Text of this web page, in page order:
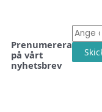
Prenumerera
på vårt
nyhetsbrev
E-
post